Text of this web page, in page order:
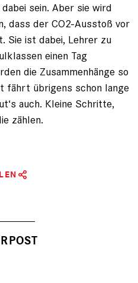
sein. Aber sie wird
dass der CO2-Ausstoß vor
Sie ist dabei, Lehrer zu
einen Tag
die Zusammenhänge so
fährt übrigens schon lange
auch. Kleine Schritte,
zählen.